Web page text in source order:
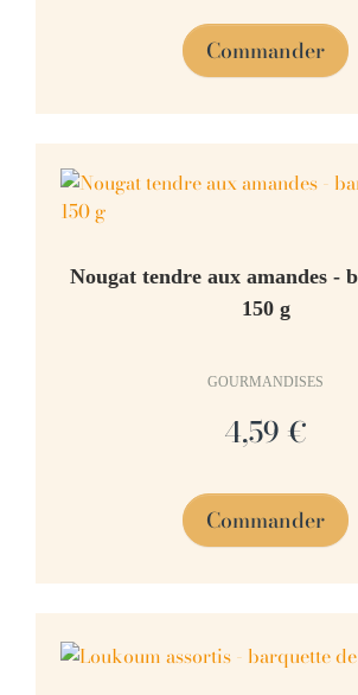
Commander
Nougat tendre aux amandes -
150 g
GOURMANDISES
4,59 €
Commander